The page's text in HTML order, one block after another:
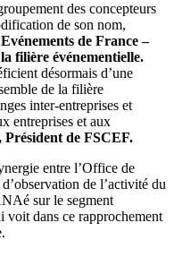
des concepteurs
de son nom,
de France –
filière événementielle.
désormais d’une
de la filière
inter-entreprises et
entreprises et aux
de FSCEF.
entre l’Office de
de l’activité du
sur le segment
voit dans ce rapprochement